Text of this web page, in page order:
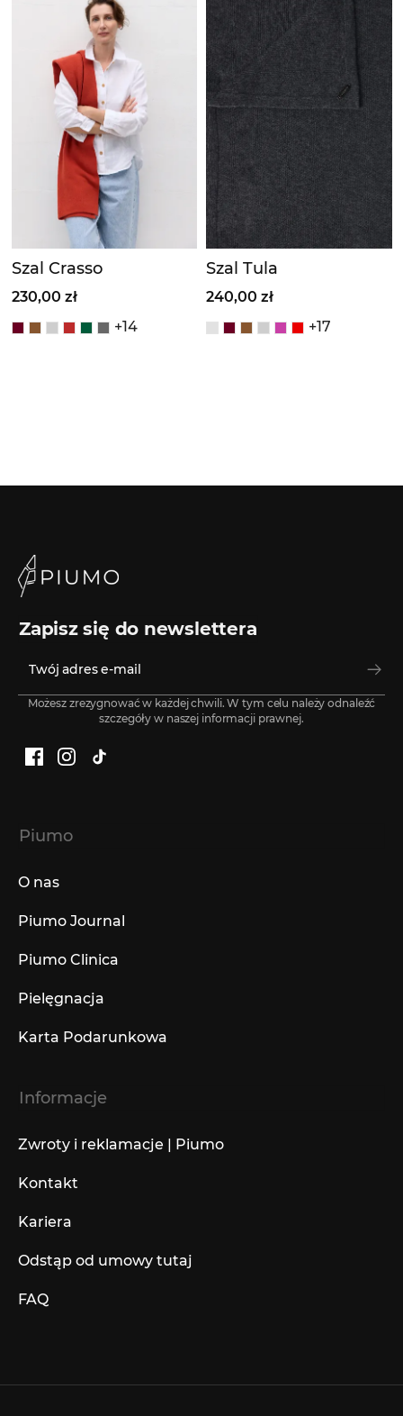
Szal Crasso
230,00 zł
+14
Szal Tula
240,00 zł
+17
Zapisz się do newslettera
Możesz zrezygnować w każdej chwili. W tym celu należy odnaleźć
szczegóły w naszej informacji prawnej.
Facebook
Instagram
TikTok
Piumo
O nas
Piumo Journal
Piumo Clinica
Pielęgnacja
Karta Podarunkowa
Informacje
Zwroty i reklamacje | Piumo
Kontakt
Kariera
Odstąp od umowy tutaj
FAQ